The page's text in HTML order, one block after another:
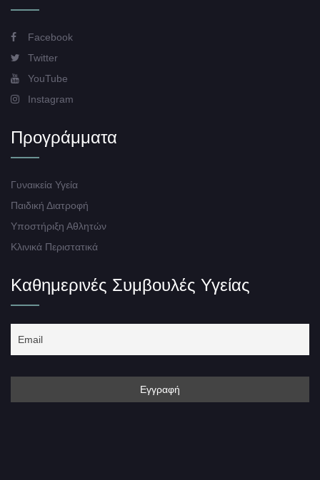
Facebook
Twitter
YouTube
Instagram
Προγράμματα
Γυναικεία Υγεία
Παιδική Διατροφή
Υποστήριξη Αθλητών
Κλινικά Περιστατικά
Καθημερινές Συμβουλές Υγείας